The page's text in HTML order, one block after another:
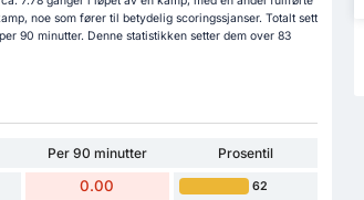
noe som fører til betydelig scoringssjanser. Totalt sett
90 minutter. Denne statistikken setter dem over 83
Per 90 minutter
Prosentil
0.00 62